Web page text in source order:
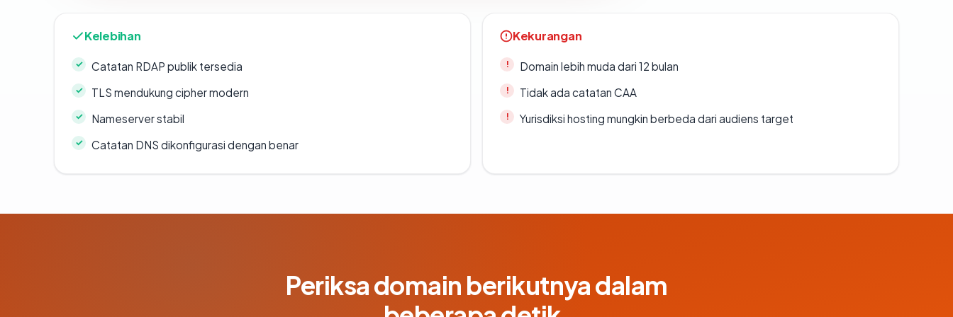
Kelebihan
Catatan RDAP publik tersedia
TLS mendukung cipher modern
Nameserver stabil
Catatan DNS dikonfigurasi dengan benar
Kekurangan
Domain lebih muda dari 12 bulan
Tidak ada catatan CAA
Yurisdiksi hosting mungkin berbeda dari audiens target
Periksa domain berikutnya dalam